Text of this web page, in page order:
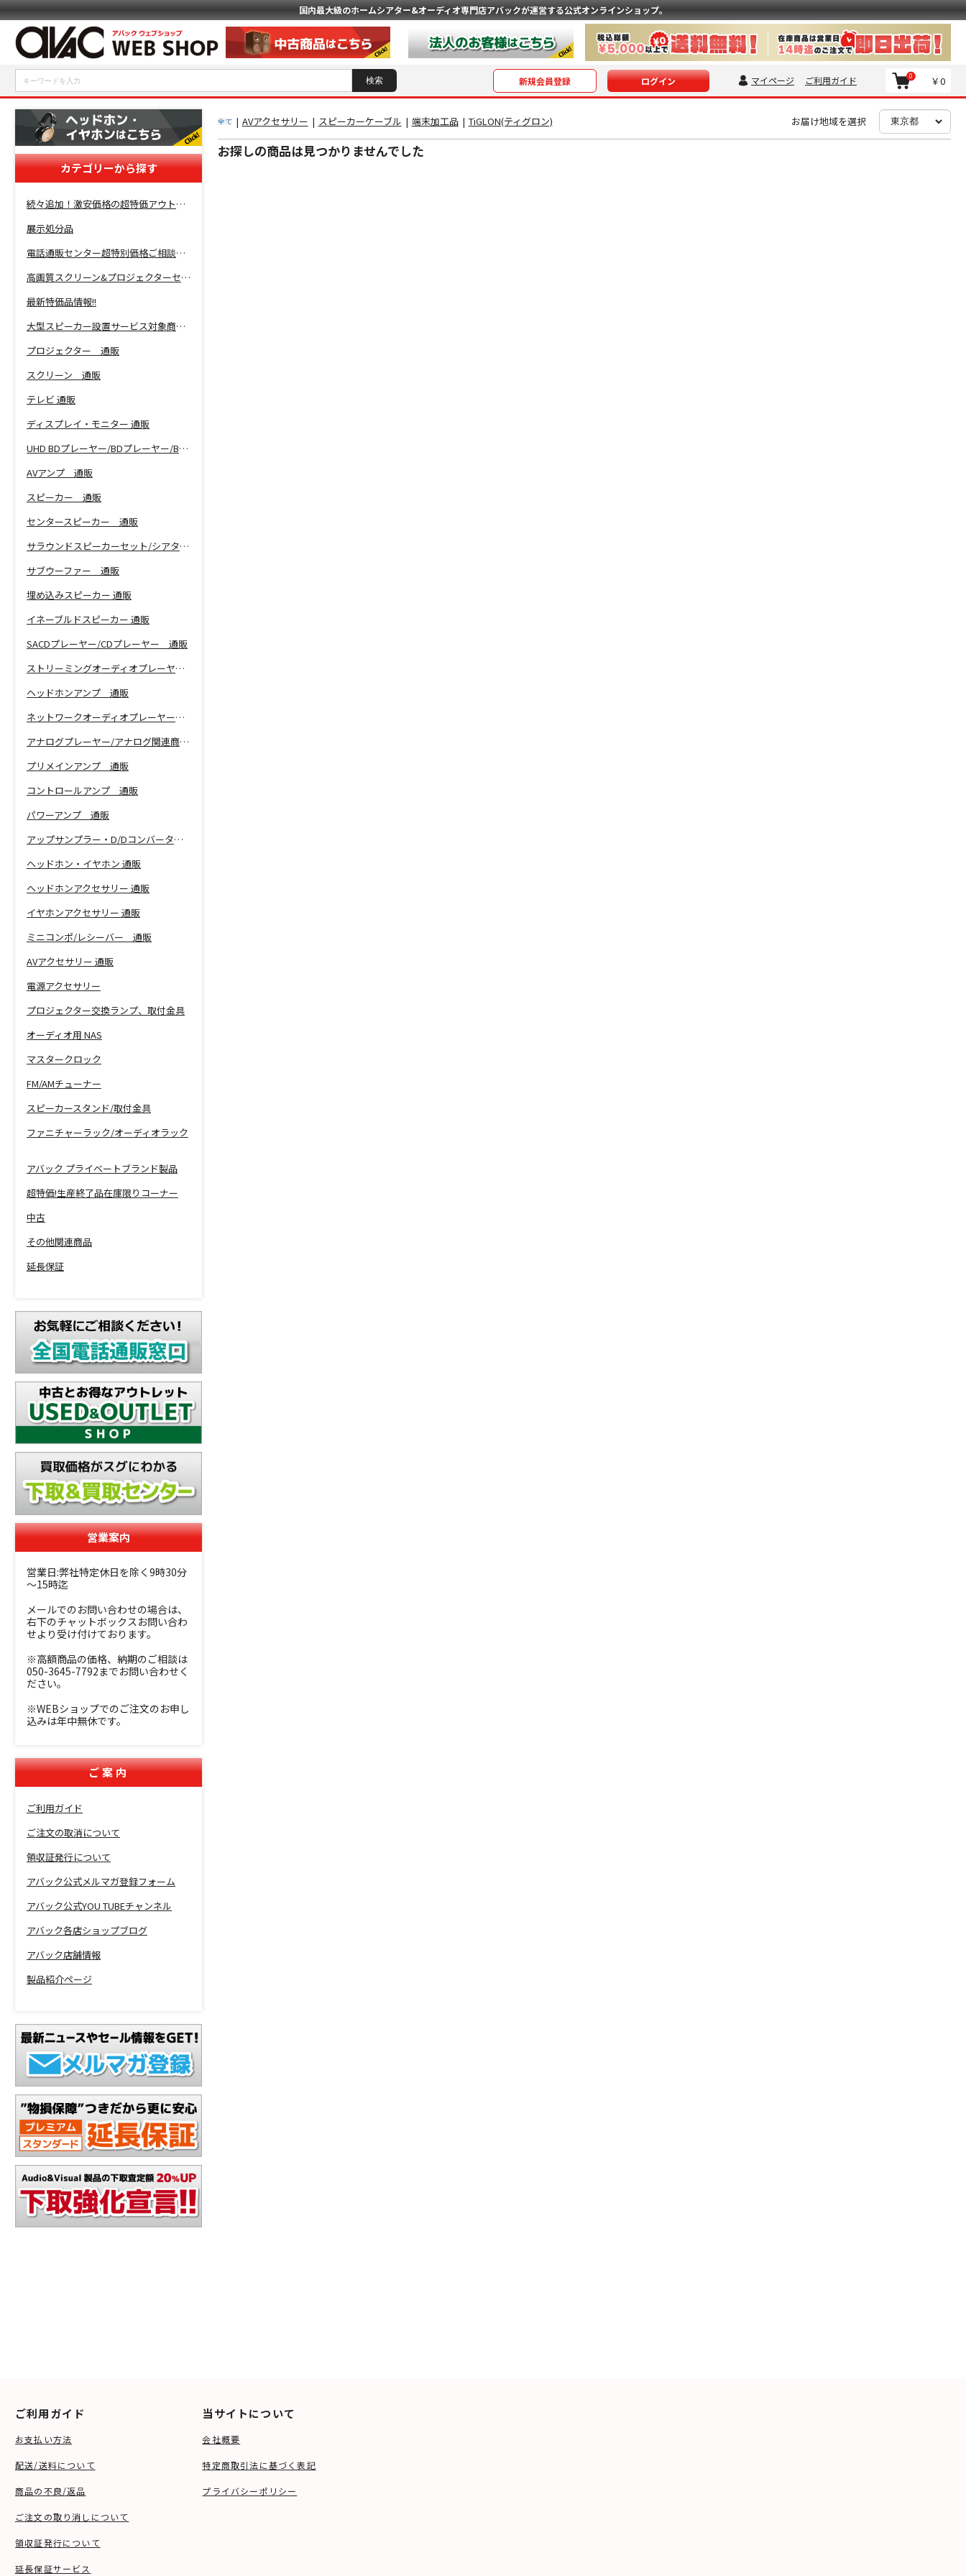
国内最大級のホームシアター&オーディオ専門店アバックが運営する公式オンラインショップ。
新規会員登録 ログイン マイページ ご利用ガイド ￥0
0
カテゴリーから探す
続々追加！激安価格の超特価アウトレットセール開催！
展示処分品
電話通販センター超特別価格ご相談コーナー！
高画質スクリーン&プロジェクターセット超特価！
最新特価品情報!!
大型スピーカー設置サービス対象商品！
プロジェクター 通販
スクリーン 通販
テレビ 通販
ディスプレイ・モニター 通販
UHD BDプレーヤー/BDプレーヤー/BDレコーダー 通販
AVアンプ 通販
スピーカー 通販
センタースピーカー 通販
サラウンドスピーカーセット/シアターバー 通販
サブウーファー 通販
埋め込みスピーカー 通販
イネーブルドスピーカー 通販
SACDプレーヤー/CDプレーヤー 通販
ストリーミングオーディオプレーヤー 通販
ヘッドホンアンプ 通販
ネットワークオーディオプレーヤー 通販
アナログプレーヤー/アナログ関連商品 通販
プリメインアンプ 通販
コントロールアンプ 通販
パワーアンプ 通販
アップサンプラー・D/Dコンバーター 通販
ヘッドホン・イヤホン 通販
ヘッドホンアクセサリー 通販
イヤホンアクセサリー 通販
ミニコンポ/レシーバー 通販
AVアクセサリー 通販
電源アクセサリー
プロジェクター交換ランプ、取付金具
オーディオ用 NAS
マスタークロック
FM/AMチューナー
スピーカースタンド/取付金具
ファニチャーラック/オーディオラック
アバック プライベートブランド製品
超特価!生産終了品在庫限りコーナー
中古
その他関連商品
延長保証
営業案内
営業日:弊社特定休日を除く9時30分
～15時迄
メールでのお問い合わせの場合は、
右下のチャットボックスお問い合わ
せより受け付けております。
※高額商品の価格、納期のご相談は
050-3645-7792までお問い合わせく
ださい。
※WEBショップでのご注文のお申し
込みは年中無休です。
ご案内
ご利用ガイド
ご注文の取消について
領収証発行について
アバック公式メルマガ登録フォーム
アバック公式YOU TUBEチャンネル
アバック各店ショップブログ
アバック店舗情報
製品紹介ページ
全て | AVアクセサリー | スピーカーケーブル | 端末加工品 | TiGLON(ティグロン) お届け地域を選択
お探しの商品は見つかりませんでした
ご利用ガイド
お支払い方法
配送/送料について
商品の不良/返品
ご注文の取り消しについて
領収証発行について
延長保証サービス
当サイトについて
会社概要
特定商取引法に基づく表記
プライバシーポリシー